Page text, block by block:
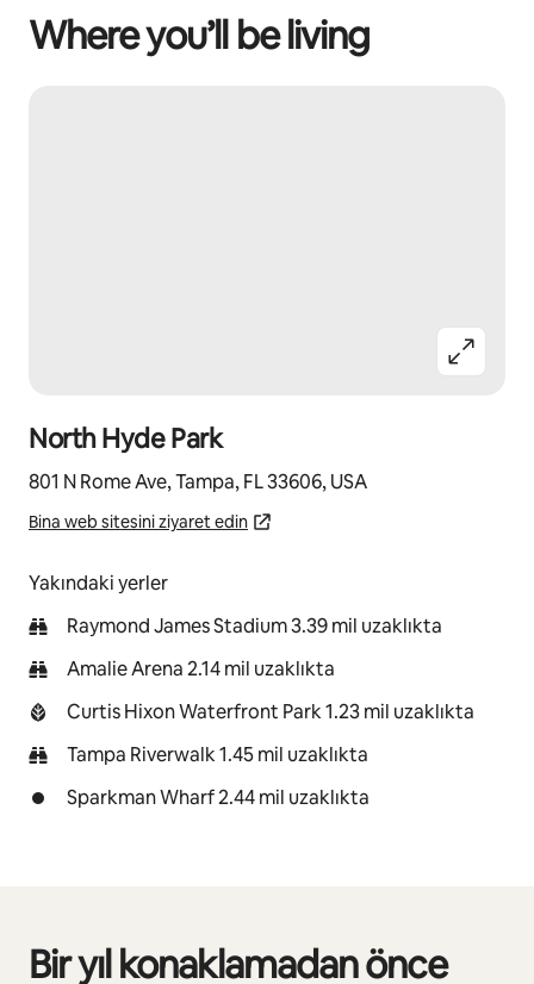
Where you’ll be living
North Hyde Park
801 N Rome Ave, Tampa, FL 33606, USA
Bina web sitesini ziyaret edin
Yakındaki yerler
Raymond James Stadium 3.39 mil uzaklıkta
Amalie Arena 2.14 mil uzaklıkta
Curtis Hixon Waterfront Park 1.23 mil uzaklıkta
Tampa Riverwalk 1.45 mil uzaklıkta
Sparkman Wharf 2.44 mil uzaklıkta
Bir yıl konaklamadan önce
0/0 öge gösteriliyor